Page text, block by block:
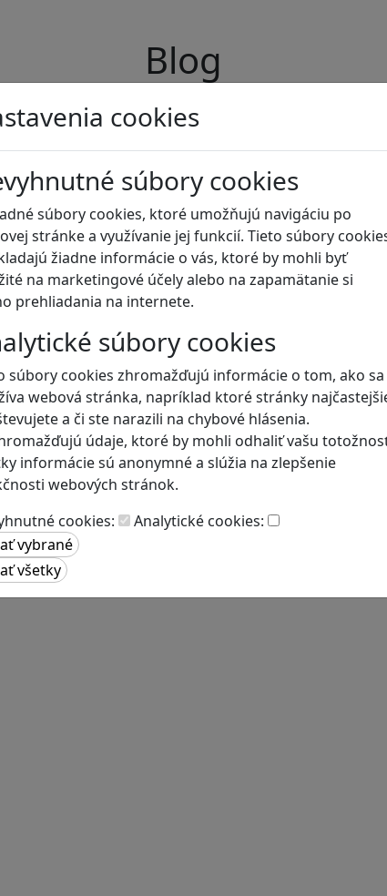
cookies
súbory cookies
súbory cookies, ktoré umožňujú navigáciu po
stránke a využívanie jej funkcií. Tieto súbory
žiadne informácie o vás, ktoré by mohli byť
na marketingové účely alebo na zapamätanie si
prehliadania na internete.
súbory cookies
súbory cookies zhromažďujú informácie o tom, ako sa
webová stránka, napríklad ktoré stránky
a či ste narazili na chybové hlásenia.
údaje, ktoré by mohli odhaliť vašu
informácie sú anonymné a slúžia na zlepšenie
webových stránok.
cookies:
Analytické cookies:
Blog